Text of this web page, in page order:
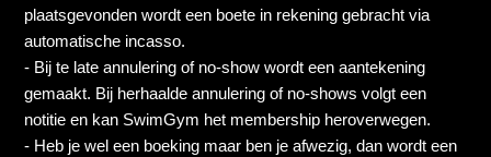
plaatsgevonden wordt een boete in rekening gebracht via
automatische incasso.
- Bij te late annulering of no-show wordt een aantekening
gemaakt. Bij herhaalde annulering of no-shows volgt een
notitie en kan SwimGym het membership heroverwegen.
- Heb je wel een boeking maar ben je afwezig, dan wordt een